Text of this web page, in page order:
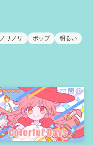
ノリノリ ポップ
明るい